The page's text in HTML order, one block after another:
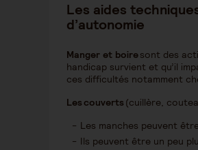
Les aides
d’autonomie
Manger et boiresont des
handicap survient et qu’il
ces difficultés notamment
Les couverts (cuillère,
Les manches peuvent
Ils peuvent être un peu